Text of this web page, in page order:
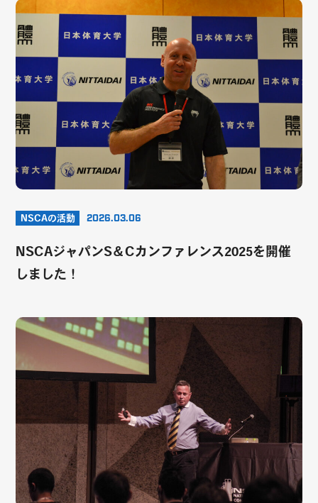
NSCAの活動 2026.03.06
NSCAジャパンS＆Cカンファレンス2025を開催
しました！